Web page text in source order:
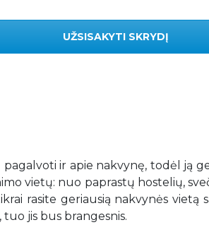
UŽSISAKYTI SKRYDĮ
ir apie nakvynę, todėl ją
vietų: nuo paprastų hostelių,
rasite geriausią nakvynės vietą
jis bus brangesnis.